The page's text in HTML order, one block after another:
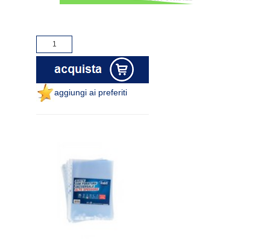
aggiungi ai preferiti